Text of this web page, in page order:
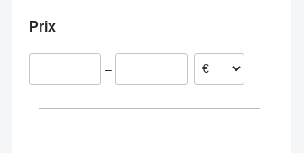
Portugal
Prix
–